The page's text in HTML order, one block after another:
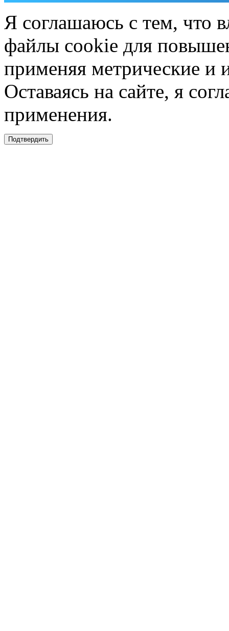
Я соглашаюсь с тем, что
файлы cookie для
применяя метрические и
Оставаясь на сайте, я
применения.
Подтвердить